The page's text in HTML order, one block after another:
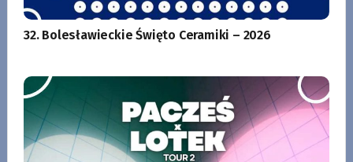
32. Bolesławieckie Święto Ceramiki – 2026